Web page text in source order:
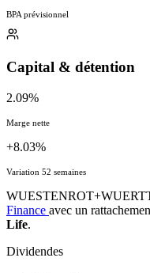
BPA prévisionnel
Capital & détention
2.09%
Marge nette
+8.03%
Variation 52 semaines
Finance avec un
Life.
Dividendes